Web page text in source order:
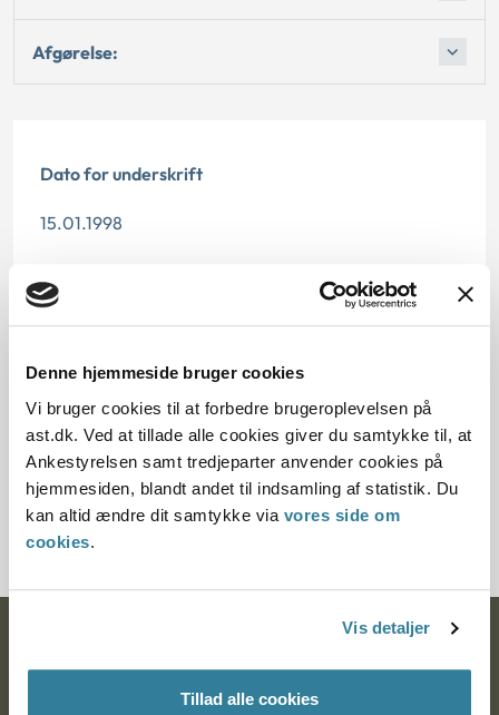
Denne hjemmeside bruger cookies
Vi bruger cookies til at forbedre brugeroplevelsen på
ast.dk. Ved at tillade alle cookies giver du samtykke til, at
Ankestyrelsen samt tredjeparter anvender cookies på
hjemmesiden, blandt andet til indsamling af statistik. Du
kan altid ændre dit samtykke via vores side om
cookies.
Vis detaljer
Tillad alle cookies
Afgørelse:
Dato for underskrift
15.01.1998
10.07.2013
Paragraf
§ 24
Journalnummer
200509-97